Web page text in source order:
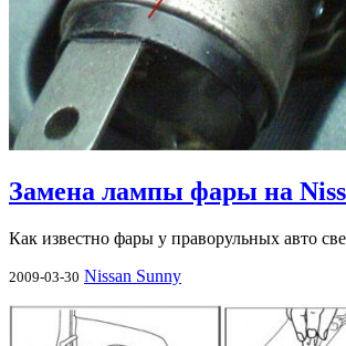
Замена лампы фары на
Как известно фары у праворульных авто
2009-03-30 Nissan Sunny